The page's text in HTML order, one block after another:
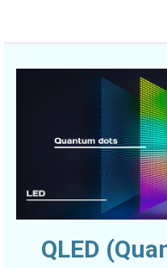
QLED